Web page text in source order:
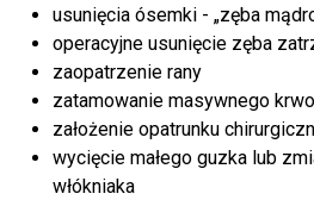
usunięcia ósemki - „zęba
operacyjne usunięcie zęba
zaopatrzenie rany
zatamowanie masywnego
założenie opatrunku
wycięcie małego guzka lub
włókniaka